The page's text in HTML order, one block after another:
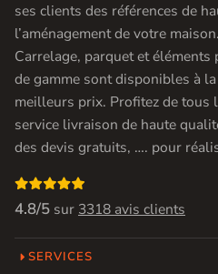
ses clients des références de
l’aménagement de votre maison.
Carrelage, parquet et
de gamme sont disponibles à
meilleurs prix. Profitez de tous
service livraison de haute
des devis gratuits, …. pour

4.8/5 sur 3318 avis clients
SERVICES